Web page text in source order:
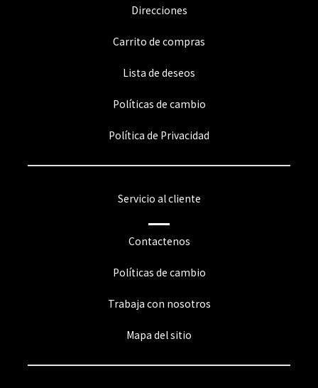
Direcciones
Carrito de compras
Lista de deseos
Políticas de cambio
Política de Privacidad
Servicio al cliente
Contactenos
Políticas de cambio
Trabaja con nosotros
Mapa del sitio